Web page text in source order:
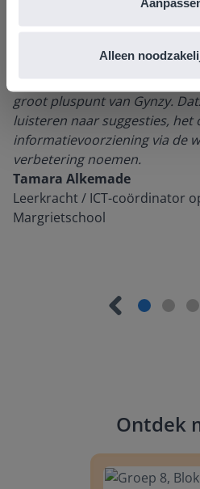
Alleen
groot pluspunt van Gynzy.
luisteren naar suggesties, het
informatievoorziening via de
verbetering noemen.
Tamara Alkemade
Leerkracht / ICT-coördinator
Margrietschool
Ontdek